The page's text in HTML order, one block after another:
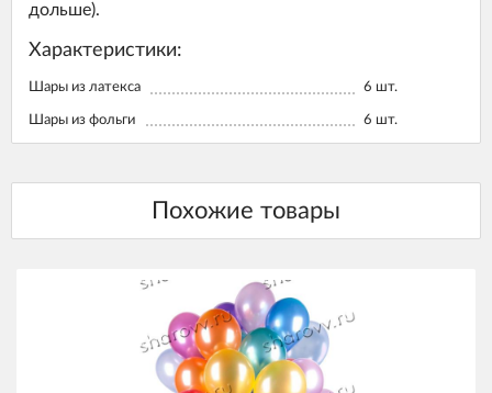
дольше).
Характеристики:
Шары из латекса 6 шт.
Шары из фольги 6 шт.